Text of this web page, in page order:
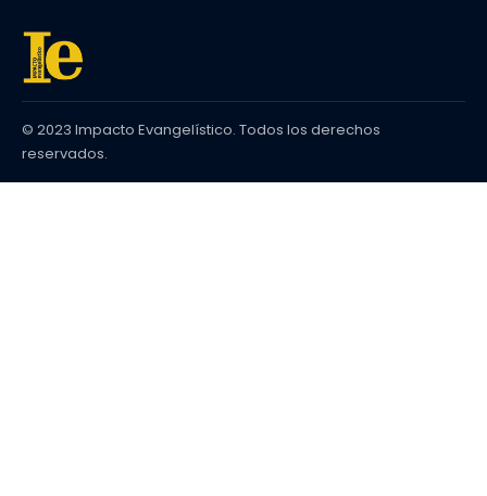
© 2023 Impacto Evangelístico. Todos los derechos
reservados.